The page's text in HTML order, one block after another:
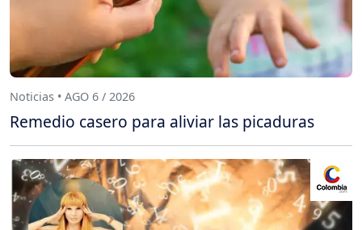
Noticias • AGO 6 / 2026
Remedio casero para aliviar las picaduras